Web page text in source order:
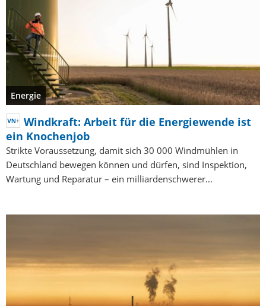
Energie
Windkraft: Arbeit für die Energiewende ist
ein Knochenjob
Strikte Voraussetzung, damit sich 30 000 Windmühlen in
Deutschland bewegen können und dürfen, sind Inspektion,
Wartung und Reparatur – ein milliardenschwerer…